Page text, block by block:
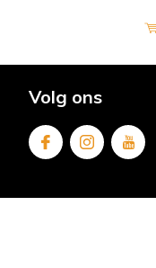
Volg ons